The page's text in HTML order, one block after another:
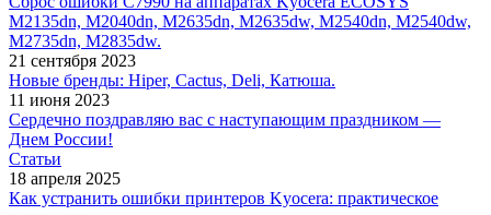
M2135dn, M2040dn, M2635dn, M2635dw, M2540dn, M2540dw,
M2735dn, M2835dw.
21 сентября 2023
Новые бренды: Hiper, Cactus, Deli, Катюша.
11 июня 2023
Сердечно поздравляю вас с наступающим праздником —
Днем России!
Статьи
18 апреля 2025
Как устранить ошибки принтеров Kyocera: практическое